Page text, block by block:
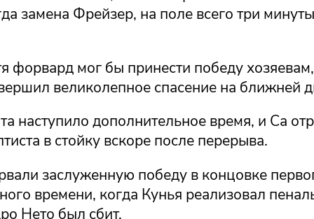
замена Фрейзер, на поле всего три
форвард мог бы принести победу
великолепное спасение на ближней
наступило дополнительное время, и Са
в стойку вскоре после перерыва.
заслуженную победу в концовке
времени, когда Кунья реализовал
Нето был сбит.